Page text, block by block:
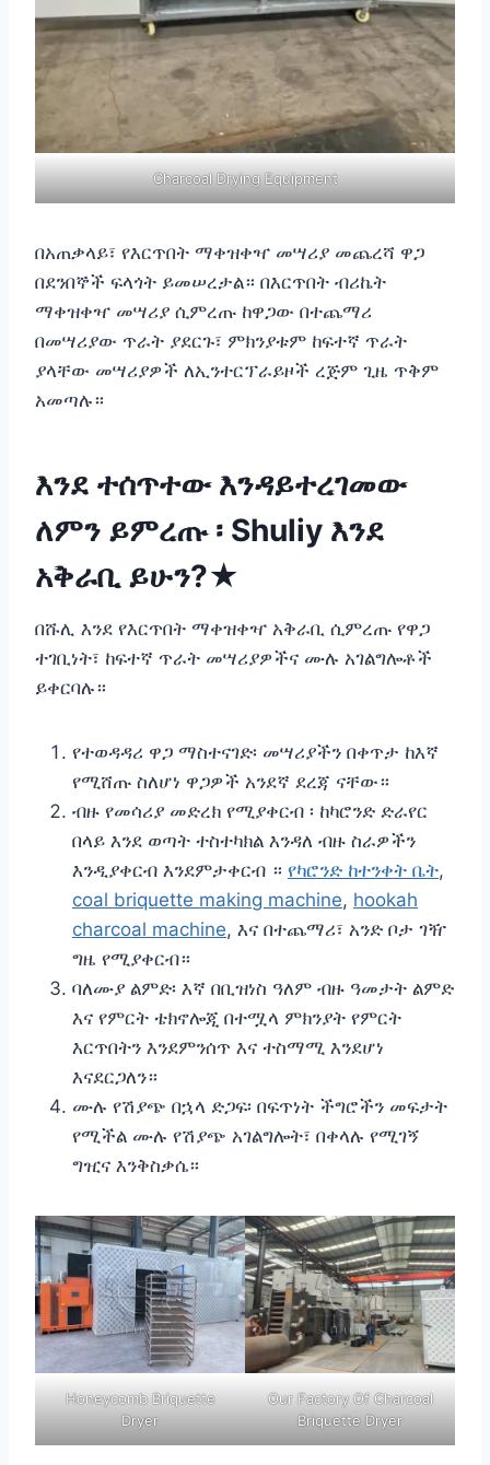
Charcoal Drying Equipment
በአጠቃላይ፣ የእርጥበት ማቀዝቀዣ መሣሪያ መጨረሻ ዋጋ
በደንበኞች ፍላጎት ይመሠረታል። በእርጥበት ብሪኬት
ማቀዝቀዣ መሣሪያ ሲምረጡ ከዋጋው በተጨማሪ
በመሣሪያው ጥራት ያደርጉ፣ ምክንያቱም ከፍተኛ ጥራት
ያላቸው መሣሪያዎች ለኢንተርፕራይዞች ረጅም ጊዜ ጥቅም
አመጣሉ።
እንደ ተሰጥተው እንዳይተረገመው
ለምን ይምረጡ ፡ Shuliy እንደ
አቅራቢ ይሁን?★
በሹሊ እንደ የእርጥበት ማቀዝቀዣ አቅራቢ ሲምረጡ የዋጋ
ተገቢነት፣ ከፍተኛ ጥራት መሣሪያዎችና ሙሉ አገልግሎቶች
ይቀርባሉ።
የተወዳዳሪ ዋጋ ማስተናገድ፡ መሣሪያችን በቀጥታ ከእኛ
የሚሸጡ ስለሆነ ዋጋዎች አንደኛ ደረጃ ናቸው።
ብዙ የመሳሪያ መድረክ የሚያቀርብ ፡ ከካሮንድ ድራየር
በላይ እንደ ወጣት ተስተካክል እንዳለ ብዙ ስራዎችን
እንዲያቀርብ እንደምታቀርብ ። የካሮንድ ከተንቀት ቤት,
coal briquette making machine, hookah
charcoal machine, እና በተጨማሪ፣ አንድ ቦታ ገዥ
ግዜ የሚያቀርብ።
ባለሙያ ልምድ፡ እኛ በቢዝነስ ዓለም ብዙ ዓመታት ልምድ
እና የምርት ቴክኖሎጂ በተሟላ ምክንያት የምርት
እርጥበትን እንደምንሰጥ እና ተስማሚ እንደሆነ
እናደርጋለን።
ሙሉ የሽያጭ በኋላ ድጋፍ፡ በፍጥነት ችግሮችን መፍታት
የሚችል ሙሉ የሽያጭ አገልግሎት፣ በቀላሉ የሚገኝ
ግዢና እንቅስቃሴ።
Honeycomb Briquette
Dryer
Our Factory Of Charcoal
Briquette Dryer